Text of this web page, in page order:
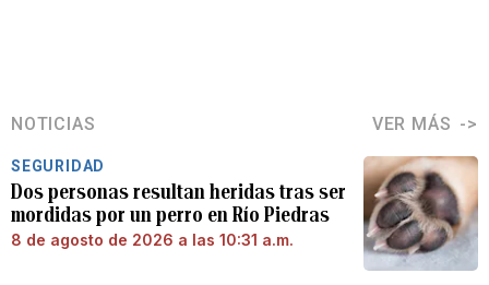
NOTICIAS VER MÁS
SEGURIDAD
Dos personas resultan heridas tras ser
mordidas por un perro en Río Piedras
8 de agosto de 2026 a las 10:31 a.m.